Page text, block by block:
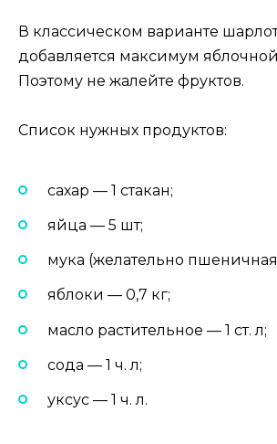
В классическом варианте
добавляется максимум
Поэтому не жалейте фруктов.
Список нужных продуктов:
сахар — 1 стакан;
яйца — 5 шт;
мука (желательно
яблоки — 0,7 кг;
масло растительное — 1 ст. л;
сода — 1 ч. л;
уксус — 1 ч. л.